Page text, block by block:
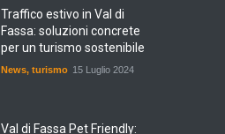
Traffico estivo in Val di
Fassa: soluzioni concrete
per un turismo sostenibile
News, turismo 15 Luglio 2024
Val di Fassa Pet Friendly: